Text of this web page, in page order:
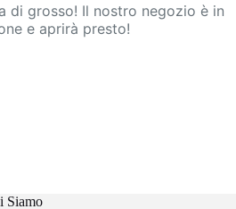
di grosso! Il nostro negozio è in
e aprirà presto!
Siamo